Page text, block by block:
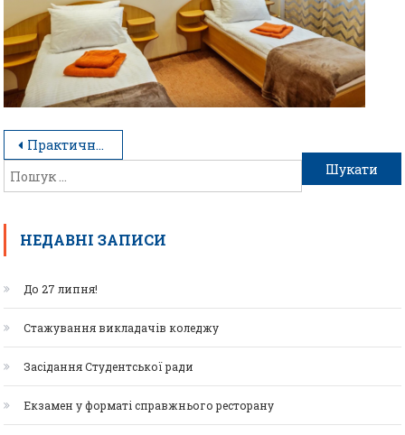
Практичні в навчально-тренувальному готелі «Гостинність»
НЕДАВНІ ЗАПИСИ
До 27 липня!
Стажування викладачів коледжу
Засідання Студентської ради
Екзамен у форматі справжнього ресторану